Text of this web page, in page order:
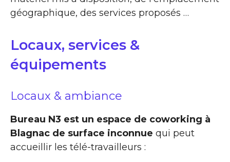
géographique, des services proposés …
Locaux, services &
équipements
Locaux & ambiance
Bureau N3 est un espace de coworking à
Blagnac de surface inconnue qui peut
accueillir les télé-travailleurs :